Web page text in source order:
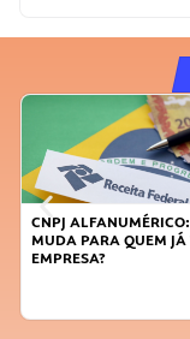
CNPJ
MUDA PARA QUEM JÁ
EMPRESA?